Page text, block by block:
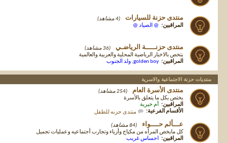
منتدى حزنة للسيارات
(4 مشاهد)
المراقبين: @ الصياد @
منتدى حزنـــــة الرياضـي
(36 مشاهد)
يتخص بالاخبار الرياضية المحلية والعربية والعالمية
المراقبين: golden boy
, ولد الجنوب
منتديات حزنة الاجتماعية والاسرية
منتدى الأسرة العام
(254 مشاهد)
يختص بكل ما يتعلق بالأسرة
المراقبين:
أم خيرية
الأقسام الفرعية:
منتدى حزنه للطفل
عـــألم حــــواء
(84 مشاهد)
كل مايخص المرأه من مكياج وأزياء وتجارب أجتماعيه وعمليات تجميل
المراقبين:
احساس غريب